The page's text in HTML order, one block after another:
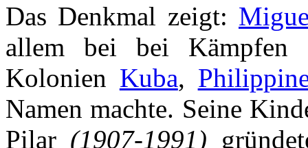
Das Denkmal zeigt:
allem bei bei Kämpfen
Kolonien Kuba,
Namen machte. Seine
Pilar (1907-1991)